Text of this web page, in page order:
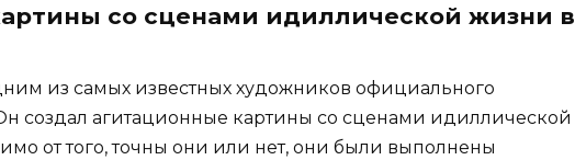
со сценами идиллической жизни в
из самых известных художников официального
Он создал агитационные картины со сценами идиллической
от того, точны они или нет, они были выполнены